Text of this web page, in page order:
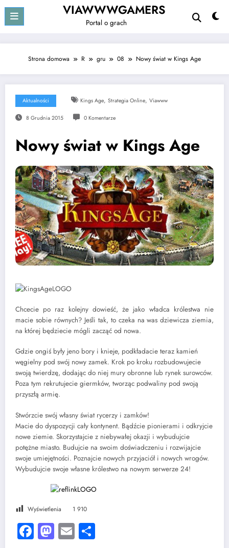
treści
VIAWWWGAMERS
Portal o grach
Strona domowa R gru 08 Nowy świat w Kings Age
Aktualności Kings Age, Strategia Online, Viawww
8 Grudnia 2015 0 Komentarze
Nowy świat w Kings Age
Chcecie po raz kolejny dowieść, że jako władca królestwa nie
macie sobie równych? Jeśli tak, to czeka na was dziewicza ziemia,
na której będziecie mógli zacząć od nowa.
Gdzie ongiś były jeno bory i knieje, podkładacie teraz kamień
węgielny pod swój nowy zamek. Krok po kroku rozbudowujecie
swoją twierdzę, dodając do niej mury obronne lub rynek surowców.
Poza tym rekrutujecie giermków, tworząc podwaliny pod swoją
przyszłą armię.
Stwórzcie swój własny świat rycerzy i zamków!
Macie do dyspozycji cały kontynent. Bądźcie pionierami i odkryjcie
nowe ziemie. Skorzystajcie z niebywałej okazji i wybudujcie
potężne miasto. Budujcie na swoim doświadczeniu i rozwijajcie
swoje umiejętności. Poznajcie nowych przyjaciół i nowych wrogów.
Wybudujcie swoje własne królestwo na nowym serwerze 24!
Wyświetlenia 1 910
Facebook
Mastodon
Email